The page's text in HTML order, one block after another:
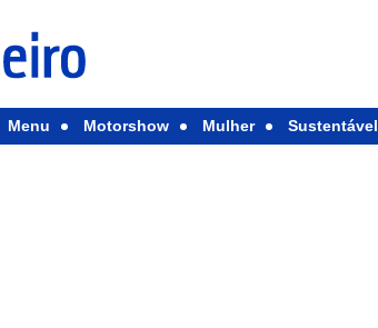
Menu Motorshow Mulher Sustentável